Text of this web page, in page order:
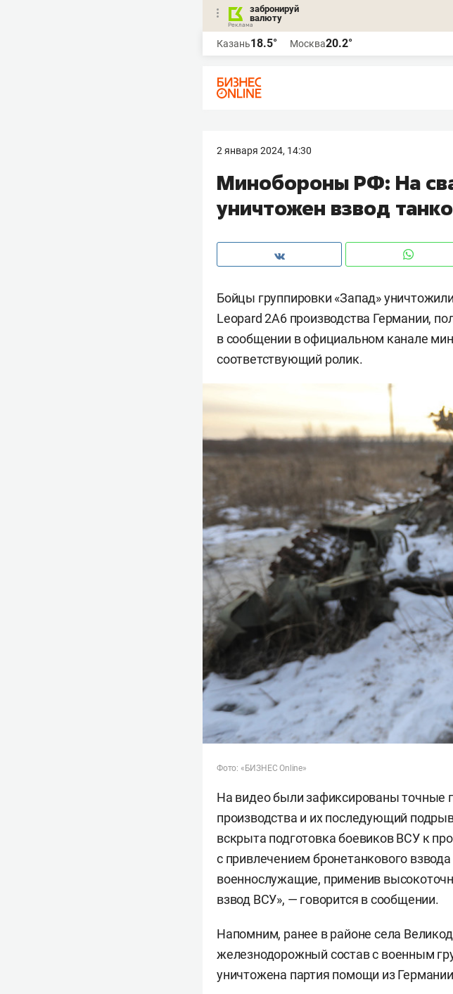
забронируй
валюту
Казань18.5° Москва20.2°
2 января 2024, 14:30
Минобороны РФ: На
уничтожен взвод
Бойцы группировки «Запад»
Leopard 2A6 производства Германии,
в сообщении в официальном канале
соответствующий ролик.
Фото: «БИЗНЕС Online»
На видео были зафиксированы точные
производства и их последующий
вскрыта подготовка боевиков ВСУ к
с привлечением бронетанкового
военнослужащие, применив
взвод ВСУ», — говорится в сообщении.
Напомним, ранее в районе села
железнодорожный состав с военным
уничтожена партия помощи из